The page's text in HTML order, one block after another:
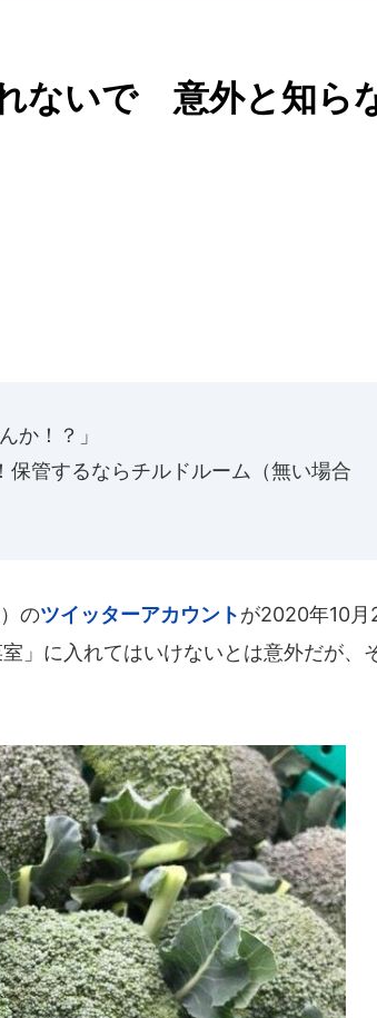
ないで 意外と知ら
か！？」
保管するならチルドルーム（無い場合
のツイッターアカウントが2020年10月
」に入れてはいけないとは意外だが、